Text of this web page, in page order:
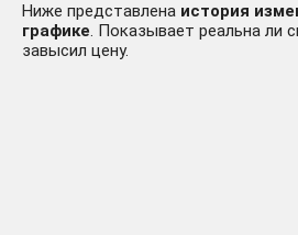
Ниже представлена история
графике. Показывает реальна ли
завысил цену.